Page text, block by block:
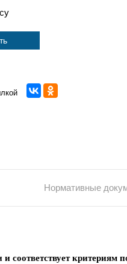
Нормативные
соответствует критериям